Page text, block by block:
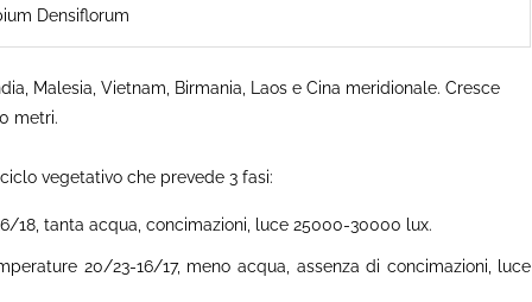
Densiflorum
Malesia, Vietnam, Birmania, Laos e Cina meridionale. Cresce
metri.
vegetativo che prevede 3 fasi:
18, tanta acqua, concimazioni, luce 25000-30000 lux.
20/23-16/17, meno acqua, assenza di concimazioni, luce